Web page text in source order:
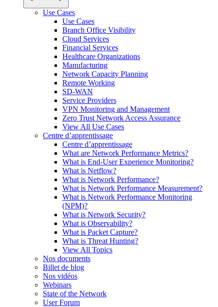
Use Cases
Use Cases
Branch Office Visibility
Cloud Services
Financial Services
Healthcare Organizations
Manufacturing
Network Capacity Planning
Remote Working
SD-WAN
Service Providers
VPN Monitoring and Management
Zero Trust Network Access Assurance
View All Use Cases
Centre d’apprentissage
Centre d’apprentissage
What are Network Performance Metrics?
What is End-User Experience Monitoring?
What is Netflow?
What is Network Performance?
What is Network Performance Measurement?
What is Network Performance Monitoring
(NPM)?
What is Network Security?
What is Observability?
What is Packet Capture?
What is Threat Hunting?
View All Topics
Nos documents
Billet de blog
Nos vidéos
Webinars
State of the Network
User Forum